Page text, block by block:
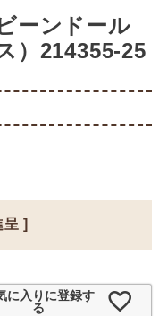
ーンドール
）214355-25
呈 ]
に入りに登録す
る